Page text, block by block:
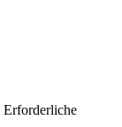
Erforderliche